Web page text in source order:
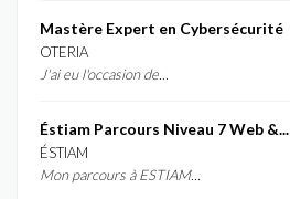
Mastère Expert en Cybersécurité
OTERIA
J'ai eu l'occasion de...
Éstiam Parcours Niveau 7 Web &...
ÉSTIAM
Mon parcours à ESTIAM...